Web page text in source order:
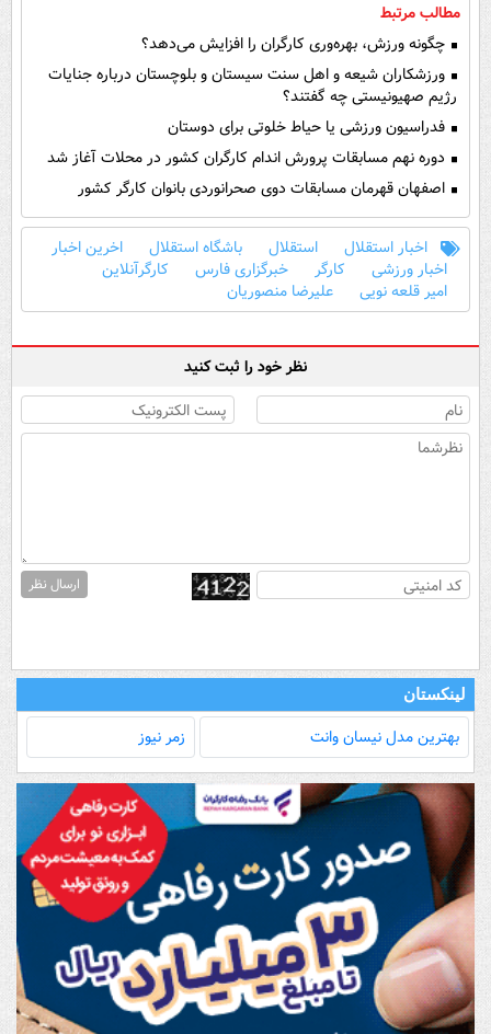
مطالب مرتبط
چگونه ورزش، بهره‌وری کارگران را افزایش می‌دهد؟
ورزشکاران شیعه و اهل سنت سیستان و بلوچستان درباره جنایات
رژیم صهیونیستی چه گفتند؟
فدراسیون ورزشی یا حیاط خلوتی برای دوستان
دوره نهم مسابقات پرورش اندام کارگران کشور در محلات آغاز شد
اصفهان قهرمان مسابقات دوی صحرانوردی بانوان کارگر کشور
اخبار استقلال استقلال باشگاه استقلال
اخرین اخبار
اخبار ورزشی
کارگر خبرگزاری فارس
کارگرآنلاین
امیر قلعه نویی
علیرضا منصوریان
نظر خود را ثبت کنید
ارسال نظر
لینکستان
بهترین مدل‌ نیسان وانت زمر نیوز